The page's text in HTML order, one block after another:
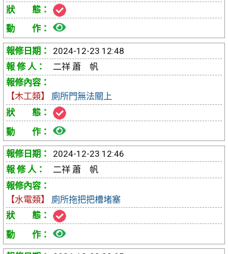
檢
視
報
單
2024-12-23 12:48
二祥 蕭 帆
【木工類】 廁所門無法關上
檢
視
報
單
2024-12-23 12:46
二祥 蕭 帆
【水電類】 廁所拖把把槽堵塞
檢
視